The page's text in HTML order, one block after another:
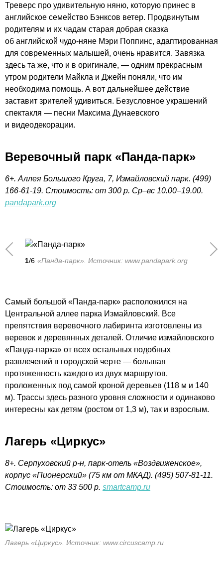
Треверс про удивительную няню, которую принес в
английское семейство Бэнксов ветер. Продвинутым
родителям и их чадам старая добрая сказка
об английской чудо-няне Мэри Поппинс, адаптированная
для современных малышей, очень нравится. Завязка
здесь та же, что и в оригинале, — одним прекрасным
утром родители Майкла и Джейн поняли, что им
необходима помощь. А вот дальнейшее действие
заставит зрителей удивиться. Безусловное украшений
спектакля — песни Максима Дунаевского
и видеодекорации.
Веревочный парк «Панда-парк»
6+. Аллея Большого Круга, 7, Измайловский парк. (499)
166-61-19. Стоимость: от 300 р. Ср–вс 10.00–19.00.
pandapark.org
1/6 «Панда-парк». Источник: www.pandapark.org
Самый большой «Панда-парк» расположился на
Центральной аллее парка Измайловский. Все
препятствия веревочного лабиринта изготовлены из
веревок и деревянных деталей. Отличие измайловского
«Панда-парка» от всех остальных подобных
развлечений в городской черте — большая
протяженность каждого из двух маршрутов,
проложенных под самой кроной деревьев (118 м и 140
м). Трассы здесь разного уровня сложности и одинаково
интересны как детям (ростом от 1,3 м), так и взрослым.
Лагерь «Циркус»
8+. Серпуховский р-н, парк-отель «Воздвиженское»,
корпус «Пионерский» (75 км от МКАД). (495) 507-81-11.
Стоимость: от 33 500 р. smartcamp.ru
Лагерь «Циркус». Источник: www.circuscamp.ru